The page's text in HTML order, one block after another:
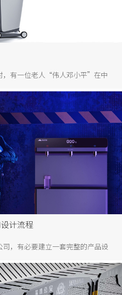
，有一位老人“伟人邓小平”在中
诸多领域的领导品牌。比如通信
腾讯，互联网NO.1。比如万科，房
尖的医药器械上市公司。除此之
设计之都”、“时尚之城”、“志愿
计流程
，有必要建立一套完整的产品设